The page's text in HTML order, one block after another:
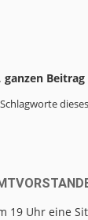
ganzen Beitrag
19 Uhr eine